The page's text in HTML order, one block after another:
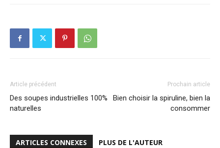
Article précédent
Des soupes industrielles 100%
naturelles
Prochain article
Bien choisir la spiruline, bien la
consommer
ARTICLES CONNEXES PLUS DE L'AUTEUR